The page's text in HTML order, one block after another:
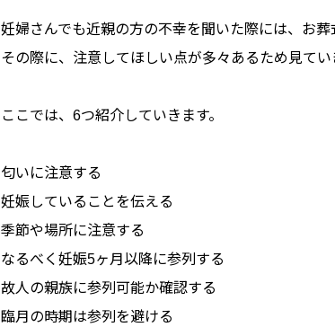
妊婦さんでも近親の方の不幸を聞いた際には、お葬
その際に、注意してほしい点が多々あるため見てい
ここでは、6つ紹介していきます。
匂いに注意する
妊娠していることを伝える
季節や場所に注意する
なるべく妊娠5ヶ月以降に参列する
故人の親族に参列可能か確認する
臨月の時期は参列を避ける